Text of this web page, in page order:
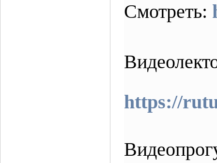
Смотреть:
https://